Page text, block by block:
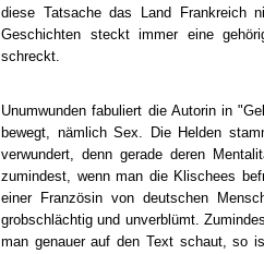
diese Tatsache das Land Frankreich
Geschichten steckt immer eine
schreckt.
Unumwunden fabuliert die Autorin in
bewegt, nämlich Sex. Die Helden
verwundert, denn gerade deren
zumindest, wenn man die Klischees
einer Französin von deutschen
grobschlächtig und unverblümt.
man genauer auf den Text schaut, so